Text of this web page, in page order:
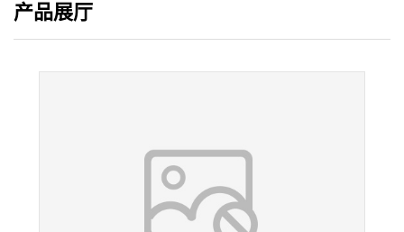
份:C/Si/Mn/P/S/Cr/Ni/Mo/V/Cu/Ti/N/Sn/As/Co/Alt/B)
产品展厅